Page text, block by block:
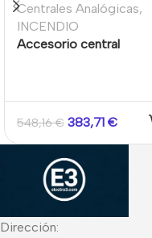
Centrales Analógicas,
INCENDIO
Accesorio central
2 lazos 500 mA por
Kidde/Aritech
548,16€ 383,71 €
Dirección: